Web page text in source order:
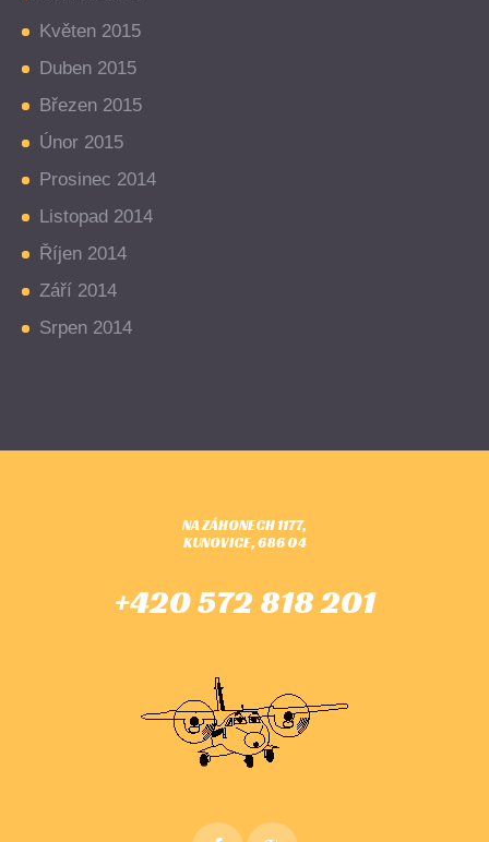
Květen 2015
Duben 2015
Březen 2015
Únor 2015
Prosinec 2014
Listopad 2014
Říjen 2014
Září 2014
Srpen 2014
NA ZÁHONECH 1177,
KUNOVICE, 686 04
+420 572 818 201